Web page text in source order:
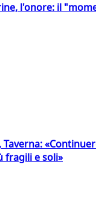
l'onore: il
Taverna:
fragili e soli»